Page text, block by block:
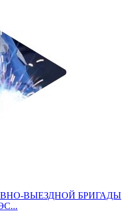
ВЫЕЗДНОЙ БРИГАДЫ